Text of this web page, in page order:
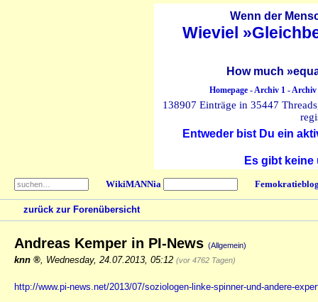
Wenn der
Wieviel
How much
Homepage-Archiv 1-Archiv
138907 Einträge in 35447
Entweder bist Du ein
Es gibt
WikiMANNia
zurück zur Forenübersicht
Andreas Kemper in PI-News (Allgemein)
knn Wednesday, 24.07.2013, 05:12 (vor 4762 Tagen)
http://www.pi-news.net/2013/07/soziologen-linke-spinner-und-andere-